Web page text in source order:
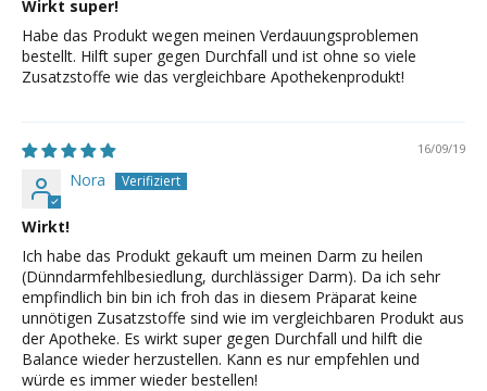
Wirkt super!
Habe das Produkt wegen meinen Verdauungsproblemen
bestellt. Hilft super gegen Durchfall und ist ohne so viele
Zusatzstoffe wie das vergleichbare Apothekenprodukt!
16/09/19
Nora
Wirkt!
Ich habe das Produkt gekauft um meinen Darm zu heilen
(Dünndarmfehlbesiedlung, durchlässiger Darm). Da ich sehr
empfindlich bin bin ich froh das in diesem Präparat keine
unnötigen Zusatzstoffe sind wie im vergleichbaren Produkt aus
der Apotheke. Es wirkt super gegen Durchfall und hilft die
Balance wieder herzustellen. Kann es nur empfehlen und
würde es immer wieder bestellen!